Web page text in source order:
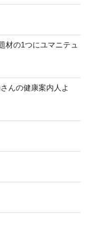
の1つにユマニテュ
んの健康案内人よ